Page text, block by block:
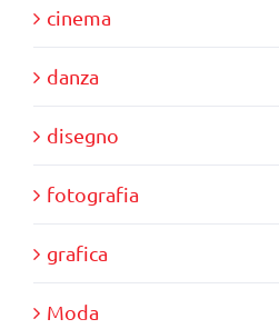
cinema
danza
disegno
fotografia
grafica
Moda